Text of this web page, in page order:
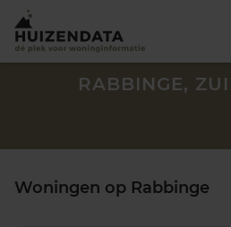
RABBINGE,
Woningen op Rabbinge